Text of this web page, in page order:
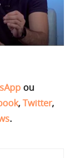
ou
, Twitter,
.